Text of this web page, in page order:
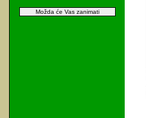
Možda će Vas zanimati